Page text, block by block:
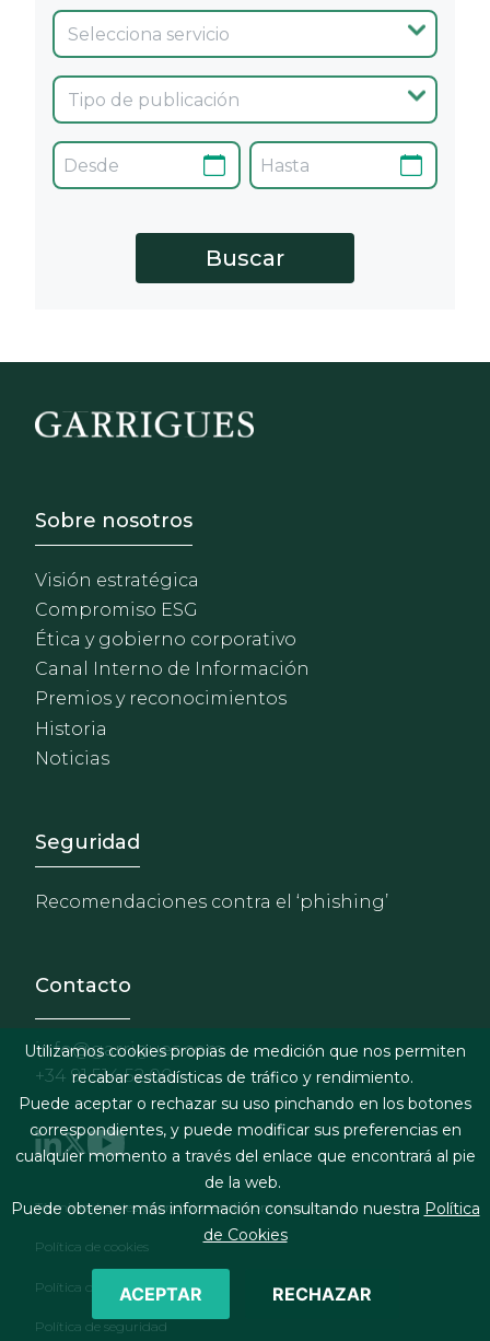
Footer - Sobre Nosotros
Sobre nosotros
Visión estratégica
Compromiso ESG
Ética y gobierno corporativo
Canal Interno de Información
Premios y reconocimientos
Historia
Noticias
Footer - Extranet y
Seguridad
Recomendaciones contra el ‘phishing’
Contacto
info@garrigues.com
+34 91 514 52 00
Footer menu
Términos legales y condiciones de contratación
Política de cookies
Política de privacidad
Política de seguridad
Utilizamos cookies propias de medición que nos permiten
recabar estadísticas de tráfico y rendimiento.
Puede aceptar o rechazar su uso pinchando en los botones
correspondientes, y puede modificar sus preferencias en
cualquier momento a través del enlace que encontrará al pie
de la web.
Puede obtener más información consultando nuestra Política
de Cookies
ACEPTAR RECHAZAR